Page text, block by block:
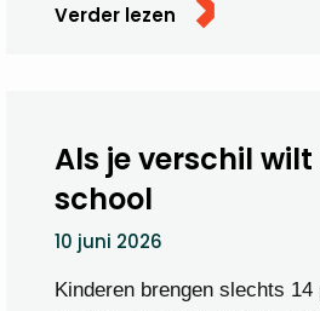
Verder lezen
Als je verschil
school
10 juni 2026
Kinderen brengen slechts